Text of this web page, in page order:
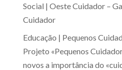
Social | Oeste Cuidador –
Cuidador
Educação | Pequenos
Projeto «Pequenos
novos a importância do